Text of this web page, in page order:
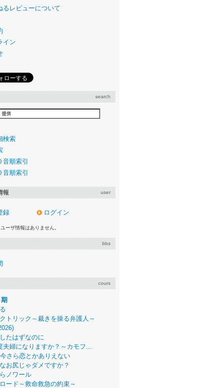
るレビューについて
イン
search
検索
順索引
順索引
報 user
録 ログイン
ーザ情報はありません。
bbs
cours
トリック～裁きを操る弁護人～
たはずなのに
夫婦になりますか？～カモフ...
さら恋とかありえない
お尻じゃダメですか？
ノワール
ード～救命救急の約束～